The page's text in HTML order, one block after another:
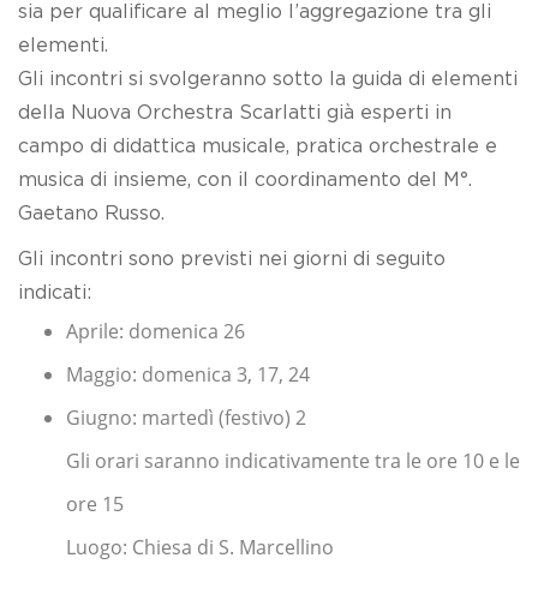
sia per qualificare al meglio l’aggregazione tra gli
elementi.
Gli incontri si svolgeranno sotto la guida di elementi
della Nuova Orchestra Scarlatti già esperti in
campo di didattica musicale, pratica orchestrale e
musica di insieme, con il coordinamento del M°.
Gaetano Russo.
Gli incontri sono previsti nei giorni di seguito
indicati:
Aprile: domenica 26
Maggio: domenica 3, 17, 24
Giugno: martedì (festivo) 2
Gli orari saranno indicativamente tra le ore 10 e le
ore 15
Luogo: Chiesa di S. Marcellino